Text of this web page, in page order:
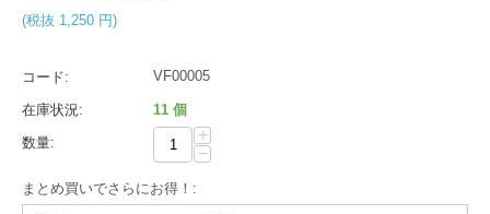
(税抜 1,250 円)
コード: VF00005
在庫状況:
11 個
数量:
+
−
まとめ買いでさらにお得！: